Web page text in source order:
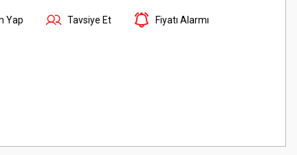
Yap Tavsiye Et Fiyatı Alarmı